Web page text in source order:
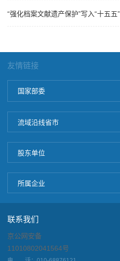
“强化档案文献遗产保护”写入“十五五
友情链接
国家部委
流域沿线省市
股东单位
所属企业
联系我们
京公网安备
11010802041564号